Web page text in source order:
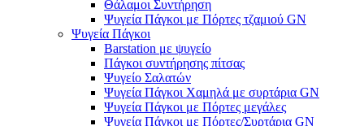
Θάλαμοι Συντήρηση
Ψυγεία Πάγκοι με Πόρτες τζαμιού GN
Ψυγεία Πάγκοι
Barstation με ψυγείο
Πάγκοι συντήρησης πίτσας
Ψυγείο Σαλατών
Ψυγεία Πάγκοι Χαμηλά με συρτάρια GN
Ψυγεία Πάγκοι με Πόρτες μεγάλες
Ψυγεία Πάγκοι με Πόρτες/Συρτάρια GN